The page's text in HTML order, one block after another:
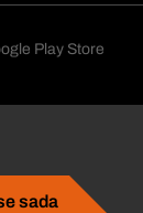
sada